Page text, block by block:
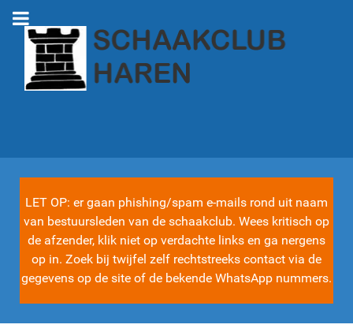
LET OP: er gaan phishing/spam e-mails rond uit naam
van bestuursleden van de schaakclub. Wees kritisch op
de afzender, klik niet op verdachte links en ga nergens
op in. Zoek bij twijfel zelf rechtstreeks contact via de
gegevens op de site of de bekende WhatsApp nummers.